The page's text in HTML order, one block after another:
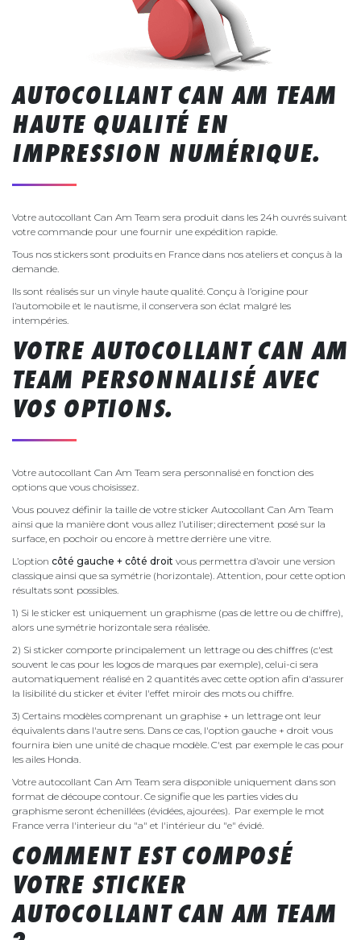
AUTOCOLLANT CAN AM TEAM
HAUTE QUALITÉ EN
IMPRESSION NUMÉRIQUE.
Votre autocollant Can Am Team sera produit dans les 24h ouvrés suivant
votre commande pour une fournir une expédition rapide.
Tous nos stickers sont produits en France dans nos ateliers et conçus à la
demande.
Ils sont réalisés sur un vinyle haute qualité. Conçu à l’origine pour
l’automobile et le nautisme, il conservera son éclat malgré les
intempéries.
VOTRE AUTOCOLLANT CAN AM
TEAM PERSONNALISÉ AVEC
VOS OPTIONS.
Votre autocollant Can Am Team sera personnalisé en fonction des
options que vous choisissez.
Vous pouvez définir la taille de votre sticker Autocollant Can Am Team
ainsi que la manière dont vous allez l’utiliser; directement posé sur la
surface, en pochoir ou encore à mettre derrière une vitre.
L’option côté gauche + côté droit vous permettra d’avoir une version
classique ainsi que sa symétrie (horizontale). Attention, pour cette option
résultats sont possibles.
1) Si le sticker est uniquement un graphisme (pas de lettre ou de chiffre),
alors une symétrie horizontale sera réalisée.
2) Si sticker comporte principalement un lettrage ou des chiffres (c'est
souvent le cas pour les logos de marques par exemple), celui-ci sera
automatiquement réalisé en 2 quantités avec cette option afin d'assurer
la lisibilité du sticker et éviter l'effet miroir des mots ou chiffre.
3) Certains modèles comprenant un graphise + un lettrage ont leur
équivalents dans l'autre sens. Dans ce cas, l'option gauche + droit vous
fournira bien une unité de chaque modèle. C'est par exemple le cas pour
les ailes Honda.
Votre autocollant Can Am Team sera disponible uniquement dans son
format de découpe contour. Ce signifie que les parties vides du
graphisme seront échenillées (évidées, ajourées). Par exemple le mot
France verra l'interieur du "a" et l'intérieur du "e" évidé.
COMMENT EST COMPOSÉ
VOTRE STICKER
AUTOCOLLANT CAN AM TEAM